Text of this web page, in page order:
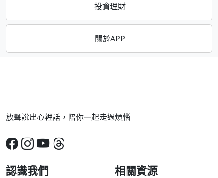
投資理財
關於APP
放聲說出心裡話，陪你一起走過煩惱
認識我們 相關資源